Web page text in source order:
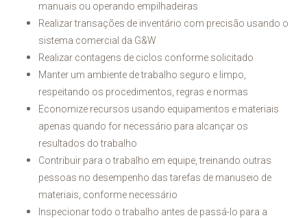
manuais ou operando empilhadeiras
Realizar transações de inventário com precisão usando o
sistema comercial da G&W
Realizar contagens de ciclos conforme solicitado
Manter um ambiente de trabalho seguro e limpo,
respeitando os procedimentos, regras e normas
Economize recursos usando equipamentos e materiais
apenas quando for necessário para alcançar os
resultados do trabalho
Contribuir para o trabalho em equipe, treinando outras
pessoas no desempenho das tarefas de manuseio de
materiais, conforme necessário
Inspecionar todo o trabalho antes de passá-lo para a